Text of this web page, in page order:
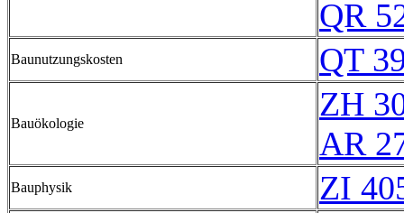
QR
Baunutzungskosten QT
Bauökologie
ZH
AR
Bauphysik ZI